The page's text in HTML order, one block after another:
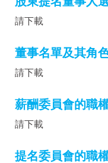
請下載
董事名單及其角
請下載
薪酬委員會的職
請下載
提名委員會的職